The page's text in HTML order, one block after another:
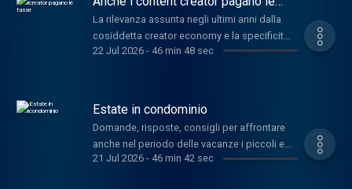
Assogestioni, ci presenta i dati pi rilevanti.
tasse
La rilevanza assunta negli ultimi anni dalla
cosiddetta creator economy e la specificit
dell attivit svolta dagli addetti ai lavori ha
parliamo con Laura Ambrosi ,
Inps ha rilasciato il 3 luglio un nuovo
simulatore della contribuzione di artigiani e
22 Jul 2026- 46 min 48 sec
Estate in condominio
Domande, risposte, consigli per affrontare
anche nel periodo delle vacanze i piccoli e
grandi imprevisti condominiali. Ne parliamo
21 Jul 2026- 46 min 42 sec